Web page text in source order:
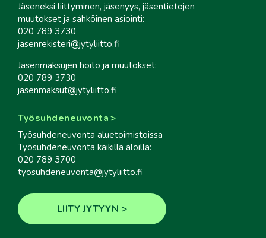
Jäseneksi liittyminen, jäsenyys, jäsentietojen
muutokset ja sähköinen asiointi:
020 789 3730
jasenrekisteri@jytyliitto.fi
Jäsenmaksujen hoito ja muutokset:
020 789 3730
jasenmaksut@jytyliitto.fi
Työsuhdeneuvonta
Työsuhdeneuvonta aluetoimistoissa
Työsuhdeneuvonta kaikilla aloilla:
020 789 3700
tyosuhdeneuvonta@jytyliitto.fi
LIITY JYTYYN